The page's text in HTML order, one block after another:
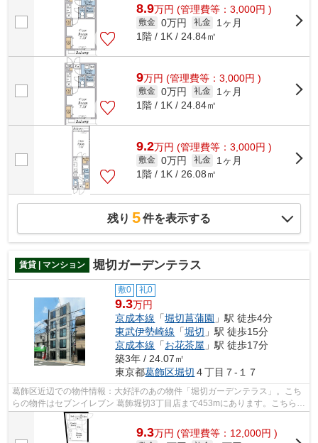
8.9万円 (管理費等：3,000円 )
敷金 0万円 礼金
1ヶ月
1階 / 1K / 24.84㎡
9万円 (管理費等：3,000円 )
敷金 0万円 礼金
1ヶ月
1階 / 1K / 24.84㎡
9.2万円 (管理費等：3,000円 )
敷金 0万円 礼金
1ヶ月
1階 / 1K / 26.08㎡
残り 5件を表示する
賃貸 | マンション 堀切ガーデンテラス
敷0 礼0
9.3万円
京成本線 「堀切菖蒲園 」駅 徒歩4分
東武伊勢崎線 「堀切 」駅 徒歩15分
京成本線 「お花茶屋 」駅 徒歩17分
築3年 / 24.07㎡
東京都葛飾区堀切 ４丁目７-１７
葛飾区近辺での物件情報：大好評のあの物件「堀切ガーデンテラス」。こち
らの物件はセブンイレブン 葛飾堀切3丁目店まで453mにあります。こちらは
マンションタイプになります。築3年と...
9.3万円 (管理費等：12,000円 )